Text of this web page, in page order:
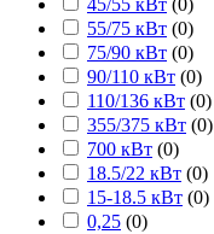
45/55 кВт (0)
55/75 кВт (0)
75/90 кВт (0)
90/110 кВт (0)
110/136 кВт (0)
355/375 кВт (0)
700 кВт (0)
18.5/22 кВт (0)
15-18.5 кВт (0)
0,25 (0)